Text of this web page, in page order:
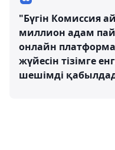
"Бүгін Комиссия
миллион адам
онлайн
жүйесін тізімге
шешімді